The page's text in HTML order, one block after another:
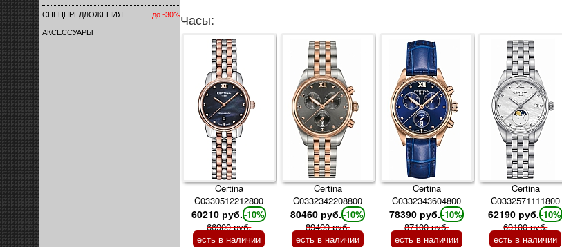
СПЕЦПРЕДЛОЖЕНИЯ
до -30%
АКСЕССУАРЫ
Часы:
Certina
C0330512212800
60210 руб.-10%
66900 руб.
есть в наличии
Certina
C0332342208800
80460 руб.-10%
89400 руб.
есть в наличии
Certina
C0332343604800
78390 руб.-10%
87100 руб.
есть в наличии
Certina
C0332571111800
62190 руб.-10%
69100 руб.
есть в наличии